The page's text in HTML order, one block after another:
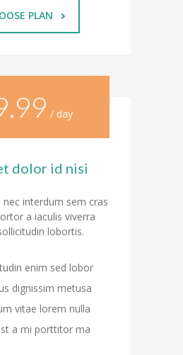
PLAN
/ day
dolor id nisi
nec interdum sem cras
a iaculis viverra
lobortis.
enim sed lobor
dignissim metusa
vitae lorem nulla
a mi porttitor ma